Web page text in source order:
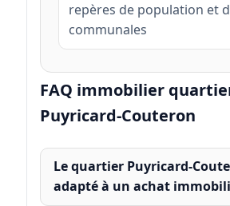
repères de population et
communales
FAQ immobilier
Puyricard-Couteron
Le quartier Puyricard-
adapté à un achat